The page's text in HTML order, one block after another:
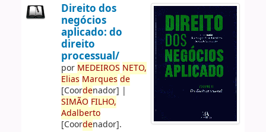
Direito dos
negócios
aplicado: do
direito
processual/
por MEDEIROS NETO,
Elias Marques de
[Coordenador] |
SIMÃO FILHO,
Adalberto
[Coordenador].